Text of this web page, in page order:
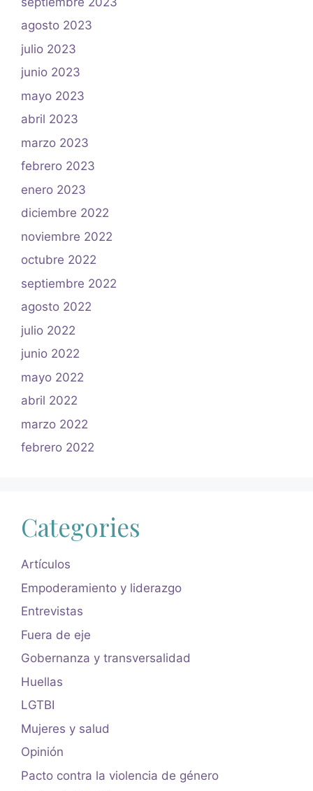
agosto 2023
julio 2023
junio 2023
mayo 2023
abril 2023
marzo 2023
febrero 2023
enero 2023
diciembre 2022
noviembre 2022
octubre 2022
septiembre 2022
agosto 2022
julio 2022
junio 2022
mayo 2022
abril 2022
marzo 2022
febrero 2022
Categories
Artículos
Empoderamiento y liderazgo
Entrevistas
Fuera de eje
Gobernanza y transversalidad
Huellas
LGTBI
Mujeres y salud
Opinión
Pacto contra la violencia de género